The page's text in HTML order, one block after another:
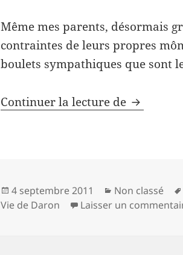
Même mes parents, désormais
contraintes de leurs propres
boulets sympathiques que sont
Continuer la lecture de 90-10
Publié
le
4 septembre 2011 Catégories
Non classé
Vie de Daron
Laisser un